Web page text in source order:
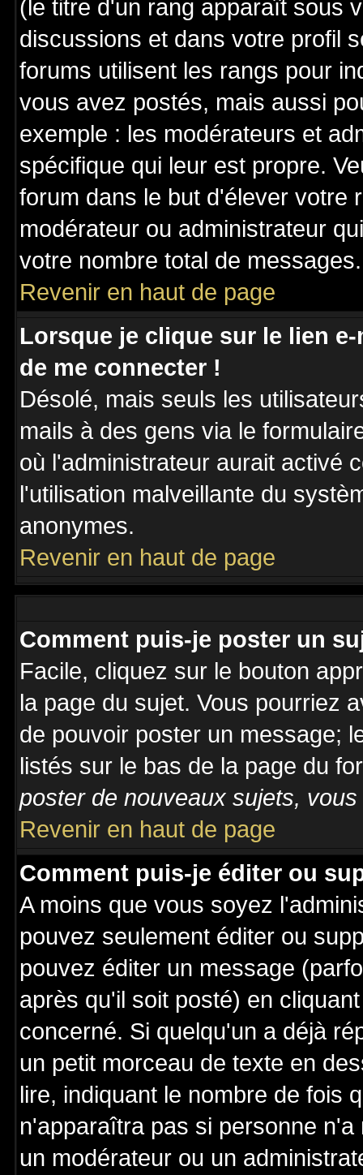
(le titre d'un rang apparaît sous
discussions et dans votre profil
forums utilisent les rangs pour
vous avez postés, mais aussi
exemple : les modérateurs et
spécifique qui leur est propre.
forum dans le but d'élever votre
modérateur ou administrateur
votre nombre total de messages.
Revenir en haut de page
Lorsque je clique sur le lien
de me connecter !
Désolé, mais seuls les
mails à des gens via le
où l'administrateur aurait activé
l'utilisation malveillante du
anonymes.
Revenir en haut de page
Comment puis-je poster un
Facile, cliquez sur le bouton
la page du sujet. Vous pourriez
de pouvoir poster un message;
listés sur le bas de la page du
poster de nouveaux sujets,
Revenir en haut de page
Comment puis-je éditer ou
A moins que vous soyez
pouvez seulement éditer ou
pouvez éditer un message
après qu'il soit posté) en
concerné. Si quelqu'un a déjà
un petit morceau de texte en
lire, indiquant le nombre de fois
n'apparaîtra pas si personne
un modérateur ou un